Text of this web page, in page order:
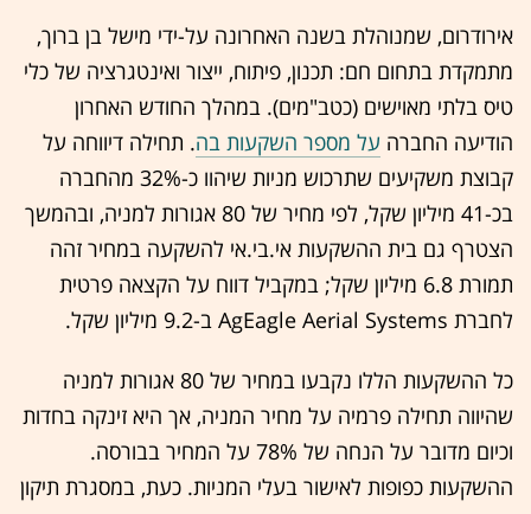
אירודרום, שמנוהלת בשנה האחרונה על-ידי מישל בן ברוך,
מתמקדת בתחום חם: תכנון, פיתוח, ייצור ואינטגרציה של כלי
טיס בלתי מאוישים (כטב"מים). במהלך החודש האחרון
הודיעה החברה על מספר השקעות בה. תחילה דיווחה על
קבוצת משקיעים שתרכוש מניות שיהוו כ-32% מהחברה
בכ-41 מיליון שקל, לפי מחיר של 80 אגורות למניה, ובהמשך
הצטרף גם בית ההשקעות אי.בי.אי להשקעה במחיר זהה
תמורת 6.8 מיליון שקל; במקביל דווח על הקצאה פרטית
לחברת AgEagle Aerial Systems ב-9.2 מיליון שקל.
כל ההשקעות הללו נקבעו במחיר של 80 אגורות למניה
שהיווה תחילה פרמיה על מחיר המניה, אך היא זינקה בחדות
וכיום מדובר על הנחה של 78% על המחיר בבורסה.
ההשקעות כפופות לאישור בעלי המניות. כעת, במסגרת תיקון